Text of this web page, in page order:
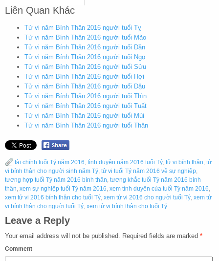
Liên Quan Khác
Tử vi năm Bính Thân 2016 người tuổi Tỵ
Tử vi năm Bính Thân 2016 người tuổi Mão
Tử vi năm Bính Thân 2016 người tuổi Dần
Tử vi năm Bính Thân 2016 người tuổi Ngọ
Tử vi năm Bính Thân 2016 người tuổi Sửu
Tử vi năm Bính Thân 2016 người tuổi Hợi
Tử vi năm Bính Thân 2016 người tuổi Dậu
Tử vi năm Bính Thân 2016 người tuổi Thìn
Tử vi năm Bính Thân 2016 người tuổi Tuất
Tử vi năm Bính Thân 2016 người tuổi Mùi
Tử vi năm Bính Thân 2016 người tuổi Thân
tài chính tuổi Tý năm 2016, tình duyên năm 2016 tuổi Tý, tử vi bính thân, tử
vi bính thân cho người sinh năm Tý, tử vi tuổi Tý năm 2016 về sự nghiệp,
tương hợp tuổi Tý năm 2016 bính thân, tương khắc tuổi Tý năm 2016 bính
thân, xem sự nghiệp tuổi Tý năm 2016, xem tình duyên của tuổi Tý năm 2016,
xem tử vi 2016 bính thân cho tuổi Tý, xem tử vi 2016 cho người tuổi Tý, xem tử
vi bính thân cho người tuổi Tý, xem tử vi bính thân cho tuổi Tý
Leave a Reply
Your email address will not be published. Required fields are marked *
Comment